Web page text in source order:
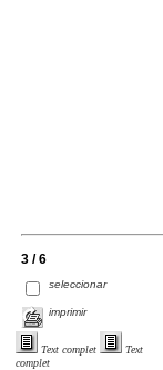
3 / 6
seleccionar
imprimir
Text complet
Text
complet